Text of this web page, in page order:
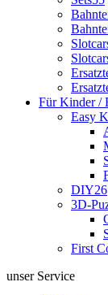
Für Kinder /
Easy
DIY26
3D-
First
unser Service